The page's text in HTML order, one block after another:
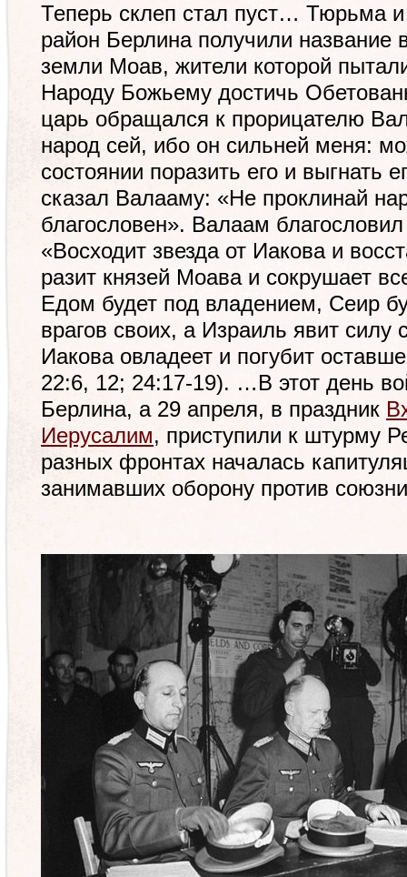
Теперь склеп стал пуст… Тюрьма
район Берлина получили название
земли Моав, жители которой
Народу Божьему достичь
царь обращался к прорицателю
народ сей, ибо он сильней меня:
состоянии поразить его и выгнать
сказал Валааму: «Не проклинай
благословен». Валаам
«Восходит звезда от Иакова и
разит князей Моава и сокрушает
Едом будет под владением, Сеир
врагов своих, а Израиль явит
Иакова овладеет и погубит
22:6, 12; 24:17-19). …В этот день
Берлина, а 29 апреля, в праздник
Иерусалим, приступили к штурму
разных фронтах началась
занимавших оборону против